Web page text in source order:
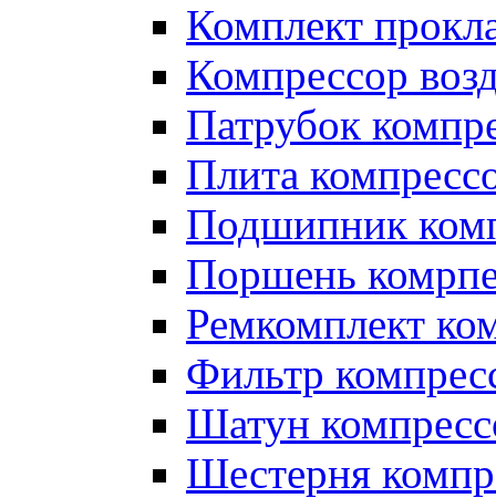
Комплект
Компрессор
Патрубок
Плита
Подшипник
Поршень
Ремкомплект
Фильтр
Шатун
Шестерня